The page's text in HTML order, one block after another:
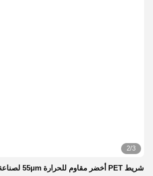
2/3
شريط PET أخضر مقاوم للحرارة 55μm لصناعة الطاقة الجديدة